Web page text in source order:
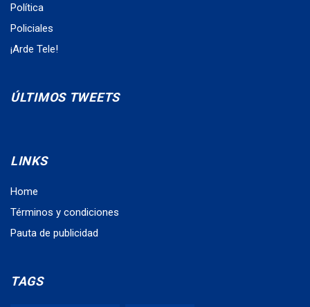
Política
Policiales
¡Arde Tele!
ÚLTIMOS TWEETS
LINKS
Home
Términos y condiciones
Pauta de publicidad
TAGS